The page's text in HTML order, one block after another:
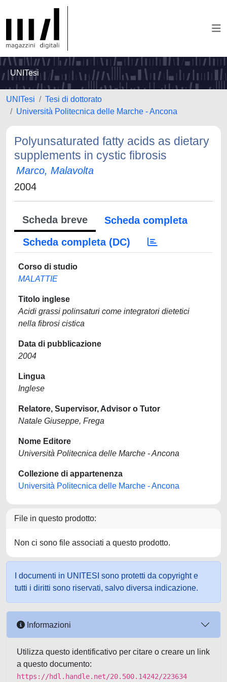
UNITesi
UNITesi
Tesi di dottorato
Università Politecnica delle Marche - Ancona
Polyunsaturated fatty acids as dietary
supplements in cystic fibrosis
Marco, Malavolta
2004
Scheda breve
Scheda completa
Scheda completa (DC)
Corso di studio
MALATTIE
Titolo inglese
Acidi grassi polinsaturi come integratori dietetici
nella fibrosi cistica
Data di pubblicazione
2004
Lingua
Inglese
Relatore, Supervisor, Advisor o Tutor
Natale Giuseppe, Frega
Nome Editore
Università Politecnica delle Marche - Ancona
Collezione di appartenenza
Università Politecnica delle Marche - Ancona
File in questo prodotto:
Non ci sono file associati a questo prodotto.
I documenti in UNITESI sono protetti da copyright e
tutti i diritti sono riservati, salvo diversa indicazione.
Informazioni
Utilizza questo identificativo per citare o creare un link
a questo documento:
https://hdl.handle.net/20.500.14242/223634